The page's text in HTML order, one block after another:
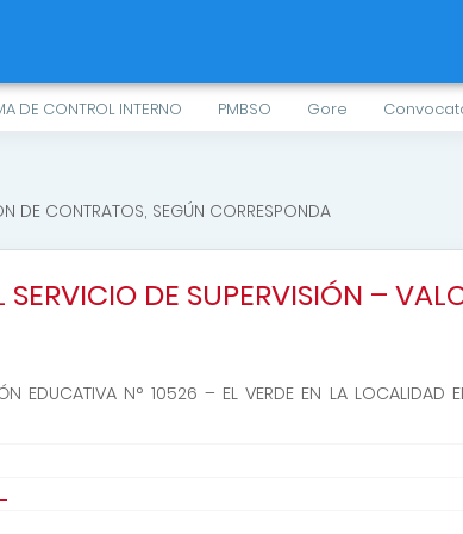
DE CONTROL INTERNO PMBSO Gore
DE CONTRATOS, SEGÚN CORRESPONDA
DE SUPERVISIÓN –
EDUCATIVA N° 10526 – EL VERDE EN LA LOCALIDAD